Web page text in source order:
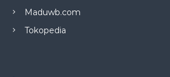
Maduwb.com
Tokopedia